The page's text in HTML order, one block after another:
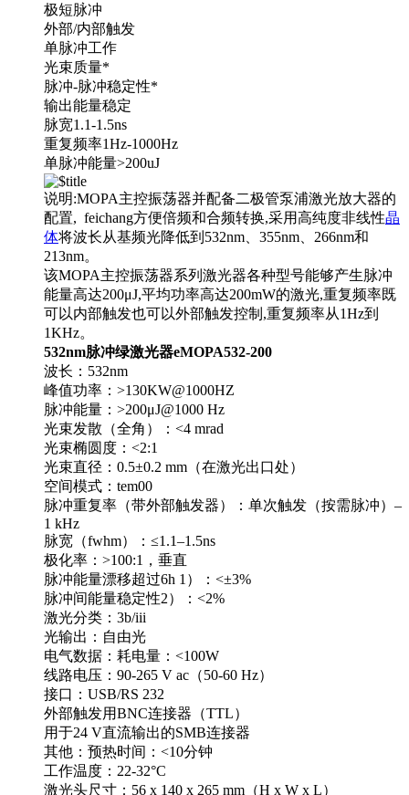
极短脉冲
外部/内部触发
单脉冲工作
光束质量*
脉冲-脉冲稳定性*
输出能量稳定
脉宽1.1-1.5ns
重复频率1Hz-1000Hz
单脉冲能量>200uJ
说明:MOPA主控振荡器并配备二极管泵浦激光放大器的
配置, feichang方便倍频和合频转换,采用高纯度非线性晶
体将波长从基频光降低到532nm、355nm、266nm和
213nm。
该MOPA主控振荡器系列激光器各种型号能够产生脉冲
能量高达200μJ,平均功率高达200mW的激光,重复频率既
可以内部触发也可以外部触发控制,重复频率从1Hz到
1KHz。
532nm脉冲绿激光器eMOPA532-200
波长：532nm
峰值功率：>130KW@1000HZ
脉冲能量：>200μJ@1000 Hz
光束发散（全角）：<4 mrad
光束椭圆度：<2:1
光束直径：0.5±0.2 mm（在激光出口处）
空间模式：tem00
脉冲重复率（带外部触发器）：单次触发（按需脉冲）–
1 kHz
脉宽（fwhm）：≤1.1–1.5ns
极化率：>100:1，垂直
脉冲能量漂移超过6h 1）：<±3%
脉冲间能量稳定性2）：<2%
激光分类：3b/iii
光输出：自由光
电气数据：耗电量：<100W
线路电压：90-265 V ac（50-60 Hz）
接口：USB/RS 232
外部触发用BNC连接器（TTL）
用于24 V直流输出的SMB连接器
其他：预热时间：<10分钟
工作温度：22-32°C
激光头尺寸：56 x 140 x 265 mm（H x W x L）